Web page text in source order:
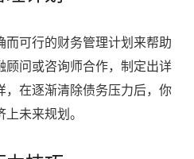
而可行的财务管理计划来帮助
顾问或咨询师合作，制定出详
，在逐渐清除债务压力后，你
未来规划。